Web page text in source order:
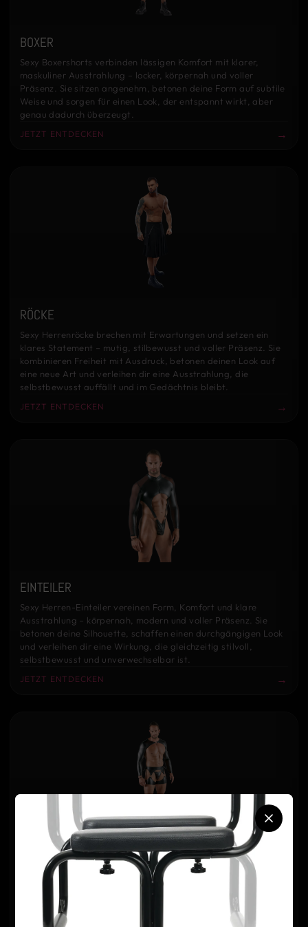
BOXER
Sexy Boxershorts verbinden lässigen Komfort mit klarer,
maskuliner Ausstrahlung – locker, körpernah und voller
Präsenz. Sie sitzen angenehm, betonen deine Form auf subtile
Weise und sorgen für einen Look, der entspannt wirkt, aber
genau dadurch überzeugt.
JETZT ENTDECKEN →
RÖCKE
Sexy Herrenröcke brechen mit Erwartungen und setzen ein
klares Statement – mutig, stilbewusst und voller Präsenz. Sie
kombinieren Freiheit mit Ausdruck, betonen deinen Look auf
eine neue Art und verleihen dir eine Ausstrahlung, die
selbstbewusst auffällt und im Gedächtnis bleibt.
JETZT ENTDECKEN →
EINTEILER
Sexy Herren-Einteiler vereinen Form, Komfort und klare
Ausstrahlung – körpernah, modern und voller Präsenz. Sie
betonen deine Silhouette, schaffen einen durchgängigen Look
und verleihen dir eine Wirkung, die gleichzeitig stilvoll,
selbstbewusst und unverwechselbar ist.
JETZT ENTDECKEN →
BONDAGE KLEIDUNG
Herren Bondage Dessous stehen für Kontrolle, klare Linien und
Materialien, strukturierte Designs und gezielte Details
betonen deinen Körper und verleihen dir einen Look, der